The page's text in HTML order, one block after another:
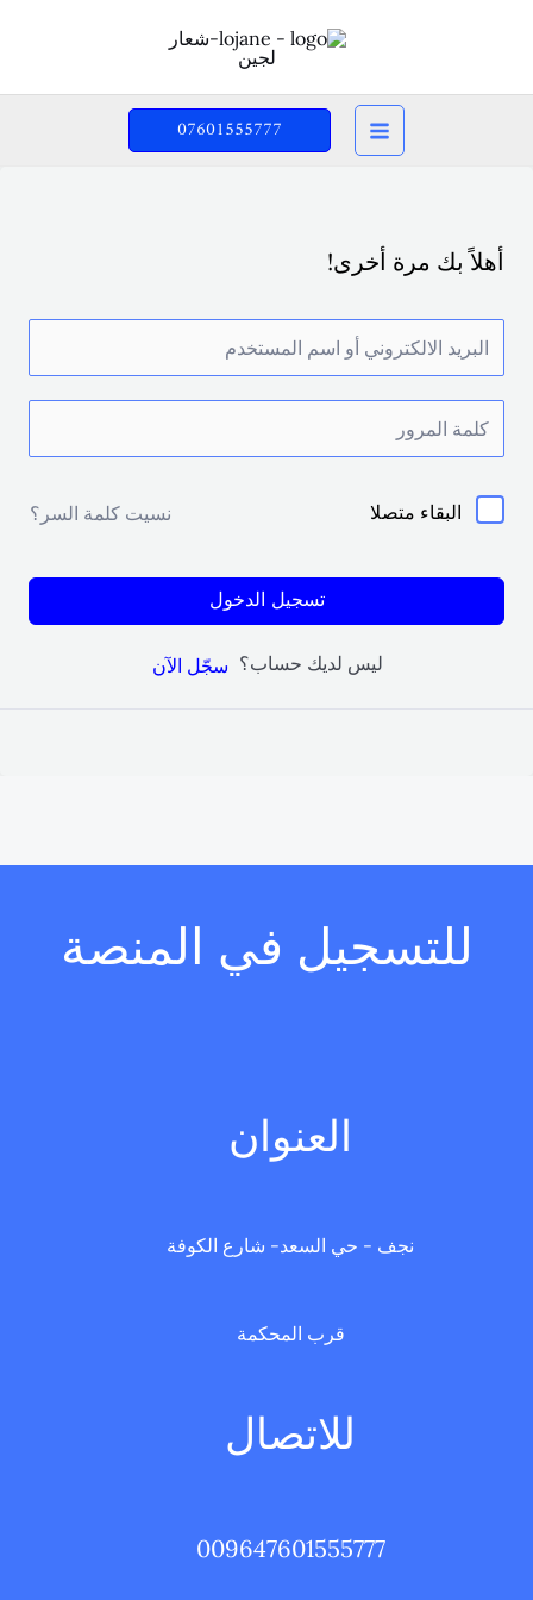
07601555777
أهلاً بك مرة أخرى!
البقاء متصلا نسيت كلمة السر؟
تسجيل الدخول
ليس لديك حساب؟ سجّل الآن
للتسجيل في المنصة
العنوان
نجف - حي السعد- شارع الكوفة
قرب المحكمة
للاتصال
009647601555777